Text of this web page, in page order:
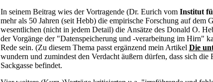
In seinem Beitrag wies der Vortragende (Dr. Eurich vom Institut
mehr als 50 Jahren (seit Hebb) die empirische Forschung auf
wesentlichen (nicht in jedem Detail) die Ansätze des Donald O.
der Vorgänge der "Datenspeicherung und -verarbeitung im Hirn"
Rede sein. (Zu diesem Thema passt ergänzend mein Artikel Die
wundern und zumindest den Verdacht äußern dürfen, dass sich
Sackgasse befindet.